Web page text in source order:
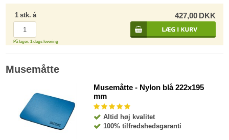
1 stk. á 427,00 DKK
På lager, 1 dags levering
Musemåtte
Musemåtte - Nylon blå 222x195
mm
Altid høj kvalitet
100% tilfredshedsgaranti